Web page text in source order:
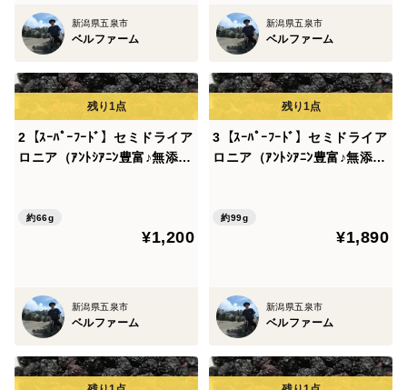
※発送途中の揺れなどでパッケージ内に果汁が付着した
り、十分洗っておりますがまれに収穫の際の小さな葉っ
ぱや果実の種が紛れる場合がございますことご容赦くだ
さい。
1袋あたり33ｇ
▼注文に際しての注意点（配送方法や納期指定など）
発送は、クリックポストで発送します。
▼保存方法
冷蔵保存（開封後は早めにお召し上がりください）
新潟県五泉市
ベルファーム
新潟県五泉市
ベルファーム
2【ｽｰﾊﾟｰﾌｰﾄﾞ】セミドライア
ロニア（ｱﾝﾄｼｱﾆﾝ豊富♪無添加
県産 アロニア（ブルーベリ
ー ポリフェノール 抗酸化）
約66g
¥1,200
新潟県五泉市
ベルファーム
3【ｽｰﾊﾟｰﾌｰﾄﾞ】セミドライア
ロニア（ｱﾝﾄｼｱﾆﾝ豊富♪無添加
県産 アロニア（ドライフル
ーツ ポリフェノール 抗酸
約99g
¥1,890
新潟県五泉市
ベルファーム